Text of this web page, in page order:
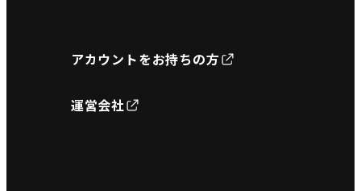
アカウントをお持ちの方
運営会社